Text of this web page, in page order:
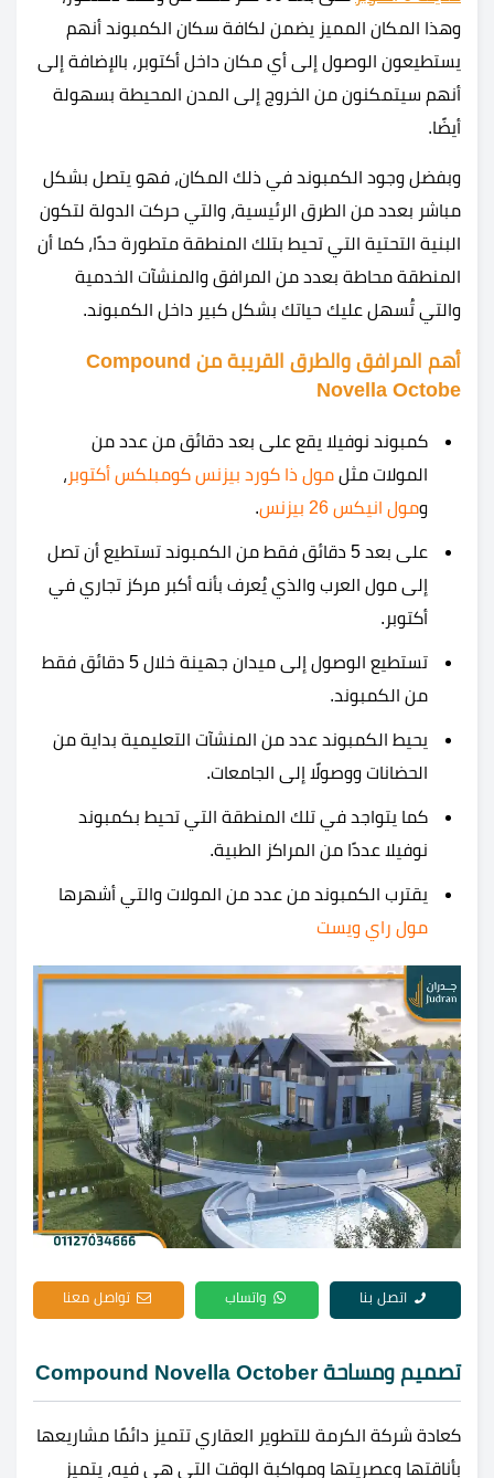
وهذا المكان المميز يضمن لكافة سكان الكمبوند أنهم
يستطيعون الوصول إلى أي مكان داخل أكتوبر، بالإضافة إلى
أنهم سيتمكنون من الخروج إلى المدن المحيطة بسهولة
أيضًا.
وبفضل وجود الكمبوند في ذلك المكان، فهو يتصل بشكل
مباشر بعدد من الطرق الرئيسية، والتي حركت الدولة لتكون
البنية التحتية التي تحيط بتلك المنطقة متطورة حدًا، كما أن
المنطقة محاطة بعدد من المرافق والمنشآت الخدمية
والتي تُسهل عليك حياتك بشكل كبير داخل الكمبوند.
أهم المرافق والطرق القريبة من Compound
Novella Octobe
كمبوند نوفيلا يقع على بعد دقائق من عدد من
المولات مثل مول ذا كورد بيزنس كومبلكس أكتوبر ،
ومول انيكس 26 بيزنس .
على بعد 5 دقائق فقط من الكمبوند تستطيع أن تصل
إلى مول العرب والذي يُعرف بأنه أكبر مركز تجاري في
أكتوبر.
تستطيع الوصول إلى ميدان جهينة خلال 5 دقائق فقط
من الكمبوند.
يحيط الكمبوند عدد من المنشآت التعليمية بداية من
الحضانات ووصولًا إلى الجامعات.
كما يتواجد في تلك المنطقة التي تحيط بكمبوند
نوفيلا عددًا من المراكز الطبية.
يقترب الكمبوند من عدد من المولات والتي أشهرها
مول راي ويست
اتصل بنا واتساب تواصل معنا
تصميم ومساحة Compound Novella October
كعادة شركة الكرمة للتطوير العقاري تتميز دائمًا مشاريعها
بأناقتها وعصريتها ومواكبة الوقت التي هي فيه، يتميز